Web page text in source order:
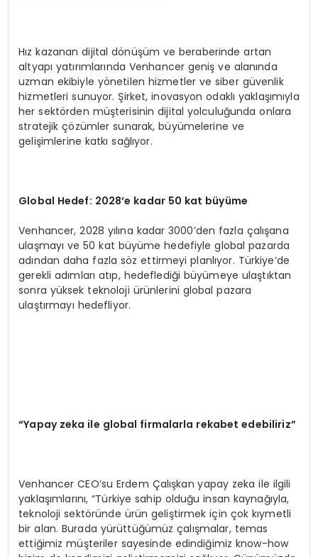
Hız kazanan dijital dönüşüm ve beraberinde artan
altyapı yatırımlarında Venhancer geniş ve alanında
uzman ekibiyle yönetilen hizmetler ve siber güvenlik
hizmetleri sunuyor. Şirket, inovasyon odaklı yaklaşımıyla
her sektörden müşterisinin dijital yolculuğunda onlara
stratejik çözümler sunarak, büyümelerine ve
gelişimlerine katkı sağlıyor.
Global Hedef: 2028’e kadar 50 kat büyüme
Venhancer, 2028 yılına kadar 3000’den fazla çalışana
ulaşmayı ve 50 kat büyüme hedefiyle global pazarda
adından daha fazla söz ettirmeyi planlıyor. Türkiye’de
gerekli adımları atıp, hedeflediği büyümeye ulaştıktan
sonra yüksek teknoloji ürünlerini global pazara
ulaştırmayı hedefliyor.
“Yapay zeka ile global firmalarla rekabet edebiliriz”
Venhancer CEO’su Erdem Çalışkan yapay zeka ile ilgili
yaklaşımlarını, “Türkiye sahip olduğu insan kaynağıyla,
teknoloji sektöründe ürün geliştirmek için çok kıymetli
bir alan. Burada yürüttüğümüz çalışmalar, temas
ettiğimiz müşteriler sayesinde edindiğimiz know-how